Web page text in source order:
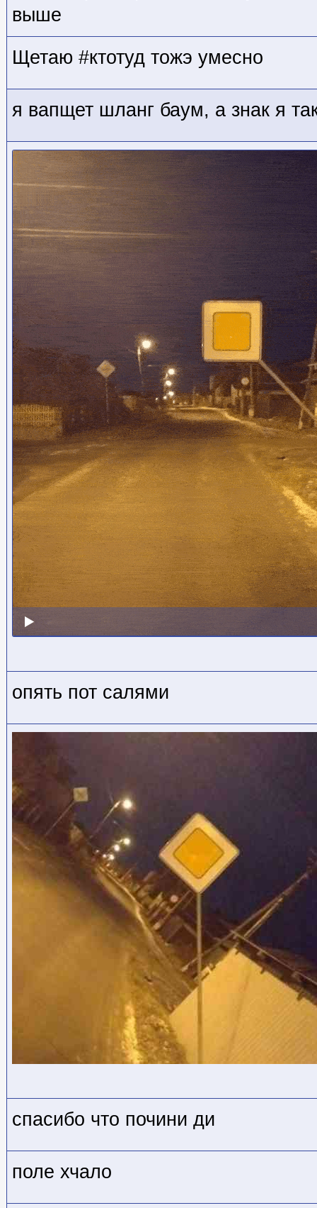
выше
Щетаю #ктотуд тожэ умесно
я вапщет шланг баум, а знак я
опять пот салями
спасибо что почини ди
поле хчало